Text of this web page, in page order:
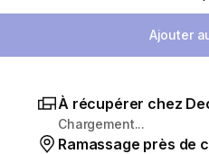
Ajouter
À récupérer chez
Chargement...
Ramassage près de